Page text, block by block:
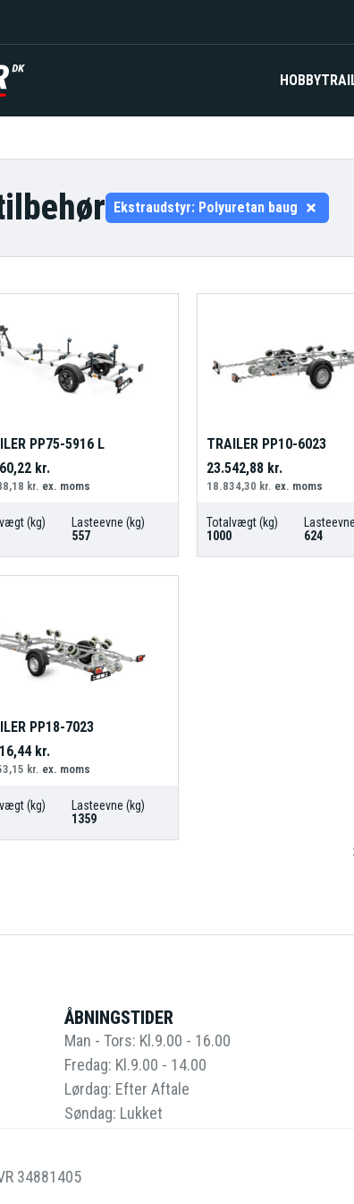
Ekstraudstyr: Polyuretan baug
PP75-5916 L
kr.
kr. ex. moms
(kg)
Lasteevne (kg)
557
TRAILER PP10-6023
23.542,88 kr.
18.834,30 kr. ex. moms
Totalvægt (kg)
1000
624
PP18-7023
kr.
kr. ex. moms
(kg)
Lasteevne (kg)
1359
ÅBNINGSTIDER
Man - Tors: Kl.9.00 - 16.00
Fredag: Kl.9.00 - 14.00
Lørdag: Efter Aftale
Søndag: Lukket
34881405